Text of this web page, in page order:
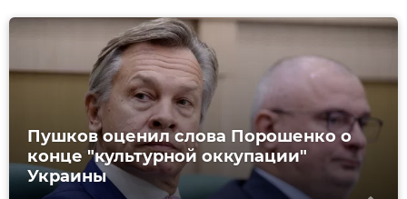
Пушков оценил слова Порошенко о
конце "культурной оккупации"
Украины